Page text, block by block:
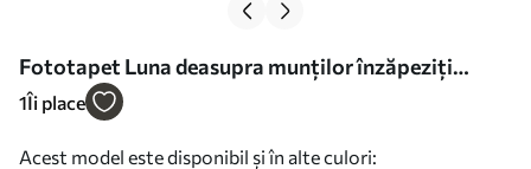
Fototapet Luna deasupra munților înzăpeziți
ilustrație pentru copii în verde Nr. w00374v3
1Îi place
Acest model este disponibil și în alte culori: